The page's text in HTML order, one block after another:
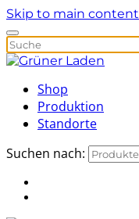
Skip to main content
Shop
Produktion
Standorte
Suchen nach: